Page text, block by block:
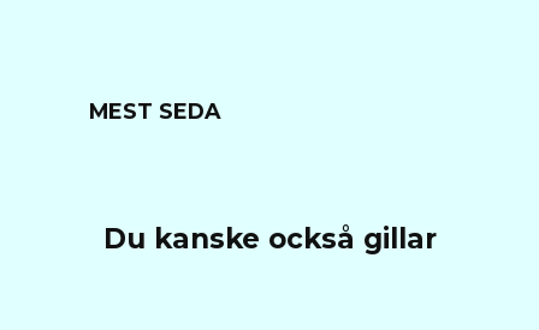
MEST SEDA
Du kanske också gillar